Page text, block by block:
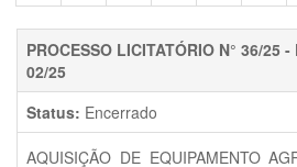
PROCESSO LICITATÓRIO N° 36/25
02/25
Status: Encerrado
AQUISIÇÃO DE EQUIPAMENTO